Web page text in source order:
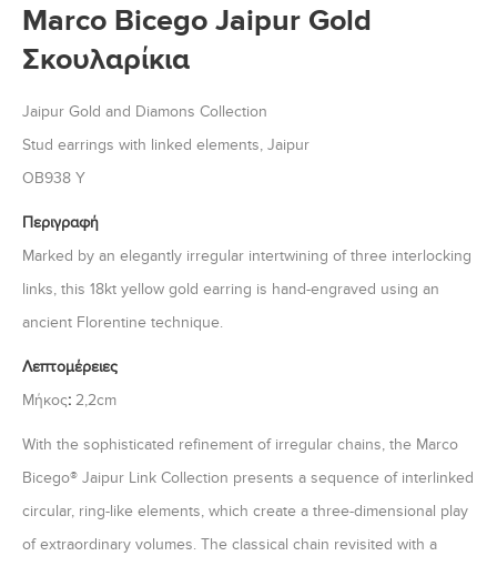
Marco Bicego Jaipur Gold
Σκουλαρίκια
Jaipur Gold and Diamons Collection
Stud earrings with linked elements, Jaipur
OB938 Y
Περιγραφή
Marked by an elegantly irregular intertwining of three interlocking
links, this 18kt yellow gold earring is hand-engraved using an
ancient Florentine technique.
Λεπτομέρειες
Μήκος: 2,2cm
With the sophisticated refinement of irregular chains, the Marco
Bicego® Jaipur Link Collection presents a sequence of interlinked
circular, ring-like elements, which create a three-dimensional play
of extraordinary volumes. The classical chain revisited with a